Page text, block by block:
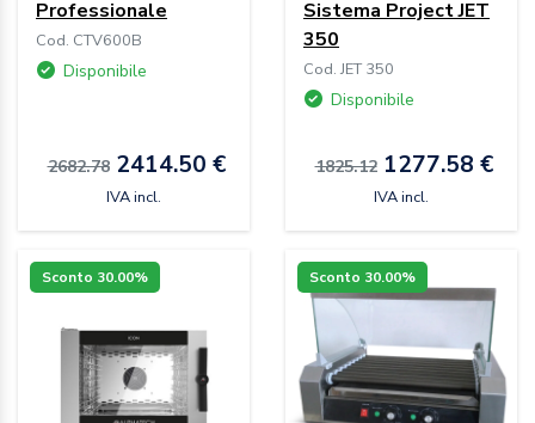
Professionale
Cod. CTV600B
Disponibile
2682.782414.50 €
IVA incl.
Sistema Project JET
350
Cod. JET 350
Disponibile
1825.121277.58 €
IVA incl.
Sconto 30.00% Sconto 30.00%